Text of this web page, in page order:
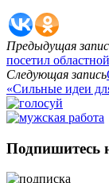
Предыдущая
посетил
Следующая запись
«Сильные идеи
Подпишитесь